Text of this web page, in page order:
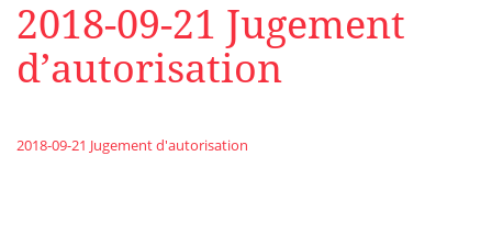
2018-09-21 Jugement
d’autorisation
2018-09-21 Jugement d'autorisation